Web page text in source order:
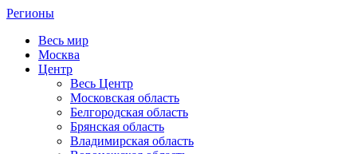
Регионы
Весь мир
Москва
Центр
Весь Центр
Московская область
Белгородская область
Брянская область
Владимирская область